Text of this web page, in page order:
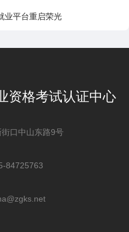
业平台重启荣光
资格考试认证中心
口中山东路9号
84725763